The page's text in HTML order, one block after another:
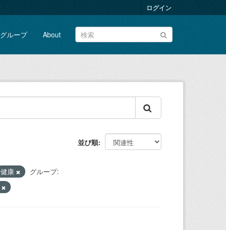
ログイン
グループ About
並び順
健康
グループ: